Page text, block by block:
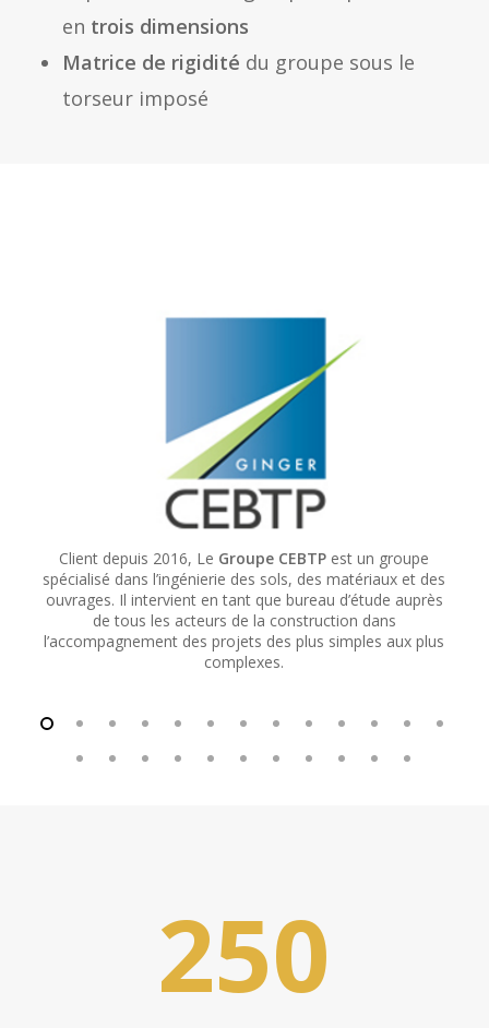
en trois dimensions
Matrice de rigidité du groupe sous le
torseur imposé
Client depuis 2016, Le Groupe CEBTP est un groupe
spécialisé dans l’ingénierie des sols, des matériaux et des
ouvrages. Il intervient en tant que bureau d’étude auprès
de tous les acteurs de la construction dans
l’accompagnement des projets des plus simples aux plus
complexes.
250